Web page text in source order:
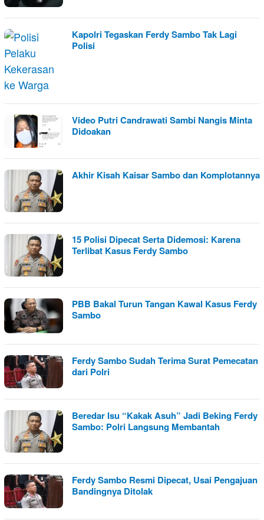
Kapolri Tegaskan Ferdy Sambo Tak Lagi
Polisi
Video Putri Candrawati Sambi Nangis Minta
Didoakan
Akhir Kisah Kaisar Sambo dan Komplotannya
15 Polisi Dipecat Serta Didemosi: Karena
Terlibat Kasus Ferdy Sambo
PBB Bakal Turun Tangan Kawal Kasus Ferdy
Sambo
Ferdy Sambo Sudah Terima Surat Pemecatan
dari Polri
Beredar Isu “Kakak Asuh” Jadi Beking Ferdy
Sambo: Polri Langsung Membantah
Ferdy Sambo Resmi Dipecat, Usai Pengajuan
Bandingnya Ditolak